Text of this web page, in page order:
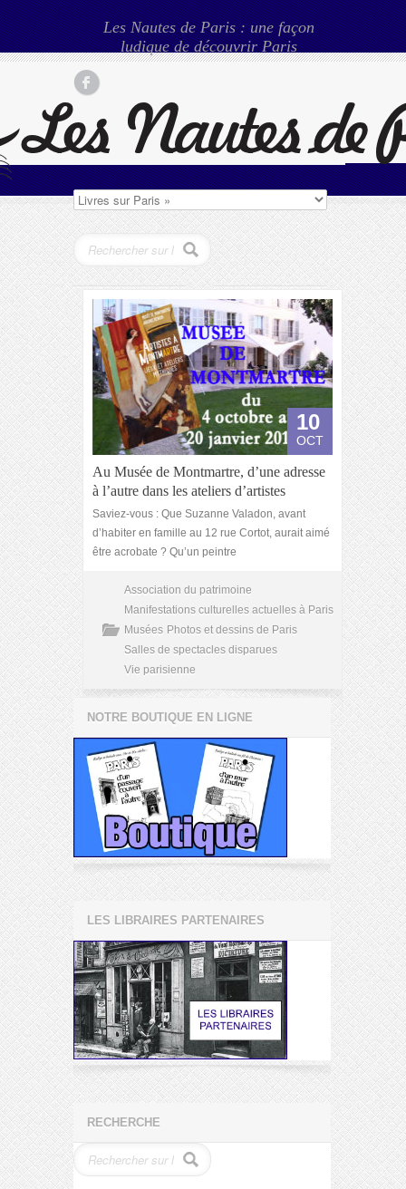
Les Nautes de Paris : une façon
ludique de découvrir Paris
10
OCT
Au Musée de Montmartre, d’une adresse
à l’autre dans les ateliers d’artistes
Saviez-vous : Que Suzanne Valadon, avant
d’habiter en famille au 12 rue Cortot, aurait aimé
être acrobate ? Qu’un peintre
Association du patrimoine
Manifestations culturelles actuelles à Paris
Musées Photos et dessins de Paris
Salles de spectacles disparues
Vie parisienne
NOTRE BOUTIQUE EN LIGNE
LES LIBRAIRES PARTENAIRES
RECHERCHE